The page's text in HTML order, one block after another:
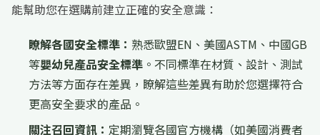
能幫助您在選購前建立正確的安全意識：
瞭解各國安全標準： 熟悉歐盟EN、美國ASTM、中國GB
等嬰幼兒產品安全標準 。不同標準在材質、設計、測試
方法等方面存在差異，瞭解這些差異有助於您選擇符合
更高安全要求的產品。
關注召回資訊： 定期瀏覽各國官方機構（如美國消費者